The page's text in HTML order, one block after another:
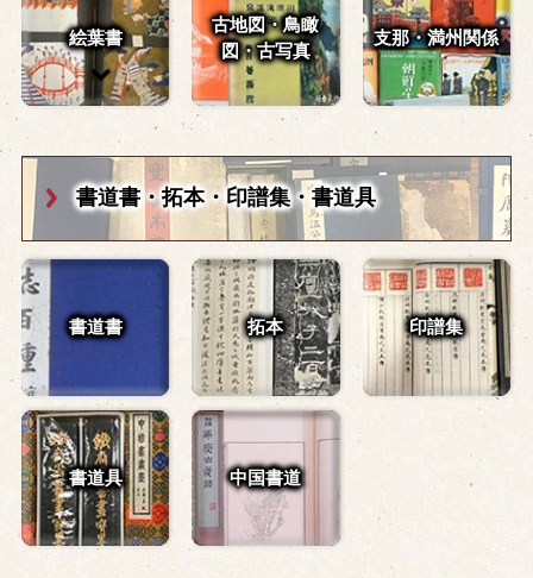
絵葉書
古地図・鳥瞰
図・古写真
支那・満州関係
書道書・拓本・印譜集・書道具
書道書 拓本 印譜集
書道具 中国書道